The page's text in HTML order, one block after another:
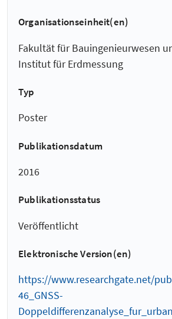
Organisationseinheit(en)
Fakultät für Bauingenieurwesen
Institut für Erdmessung
Typ
Poster
Publikationsdatum
2016
Publikationsstatus
Veröffentlicht
Elektronische Version(en)
https://www.researchgate.net/
46_GNSS-